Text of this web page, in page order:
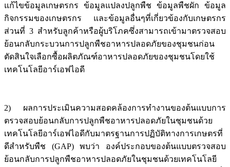
แก้ไขข้อมูลเกษตรกร ข้อมูลแปลงปลูกพืช ข้อมูลพืชผัก ข้อมูล
กิจกรรมของเกษตรกร และข้อมูลอื่นๆที่เกี่ยวข้องกับเกษตรกร
ส่วนที่ 3 สำหรับลูกค้าหรือผู้บริโภคซึ่งสามารถเข้ามาตรวจสอบ
ย้อนกลับกระบวนการปลูกพืชอาหารปลอดภัยของชุมชนก่อน
ตัดสินใจเลือกซื้อผลิตภัณฑ์อาหารปลอดภัยของชุมชนโดยใช้
เทคโนโลยีอาร์เอฟไอดี
2) ผลการประเมินความสอดคล้องการทำงานของต้นแบบการ
ตรวจสอบย้อนกลับการปลูกพืชอาหารปลอดภัยในชุมชนด้วย
เทคโนโลยีอาร์เอฟไอดีกับมาตรฐานการปฏิบัติทางการเกษตรที่
ดีสำหรับพืช (GAP) พบว่า องค์ประกอบของต้นแบบตรวจสอบ
ย้อนกลับการปลูกพืชอาหารปลอดภัยในชุมชนด้วยเทคโนโลยี